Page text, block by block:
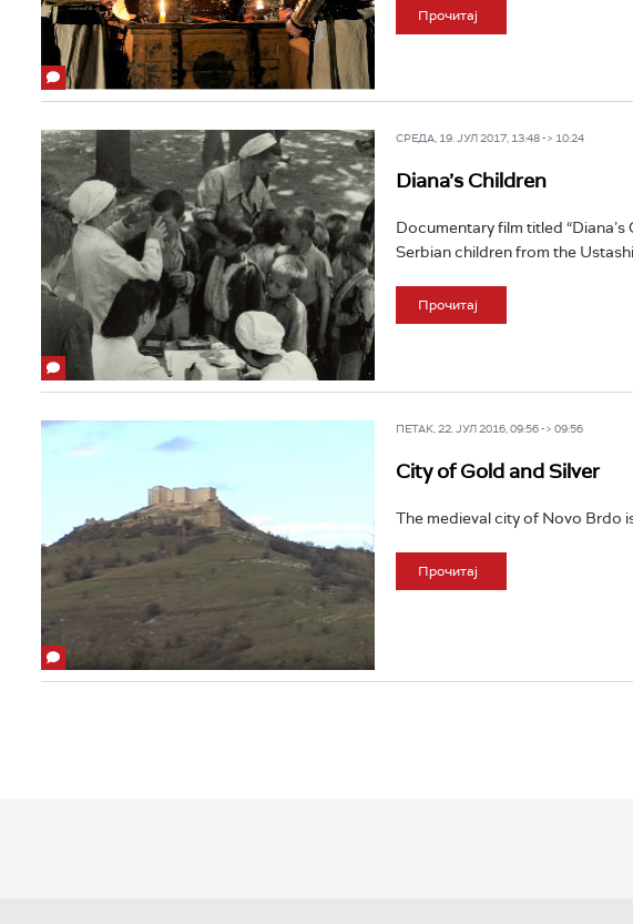
Прочитај
СРЕДА, 19. ЈУЛ 2017, 13:48 -> 10:24
Diana’s Children
Documentary film titled
Serbian children from the
Прочитај
ПЕТАК, 22. ЈУЛ 2016, 09:56 -> 09:56
City of Gold and Silver
The medieval city of Novo Brdo
Прочитај